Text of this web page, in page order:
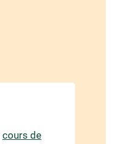
cours de